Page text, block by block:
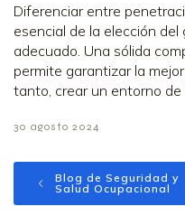
Diferenciar entre
esencial de la elección
adecuado. Una sólida
permite garantizar la
tanto, crear un entorno
30 agosto 2024
Blog de Seguridad y
Salud Ocupacional